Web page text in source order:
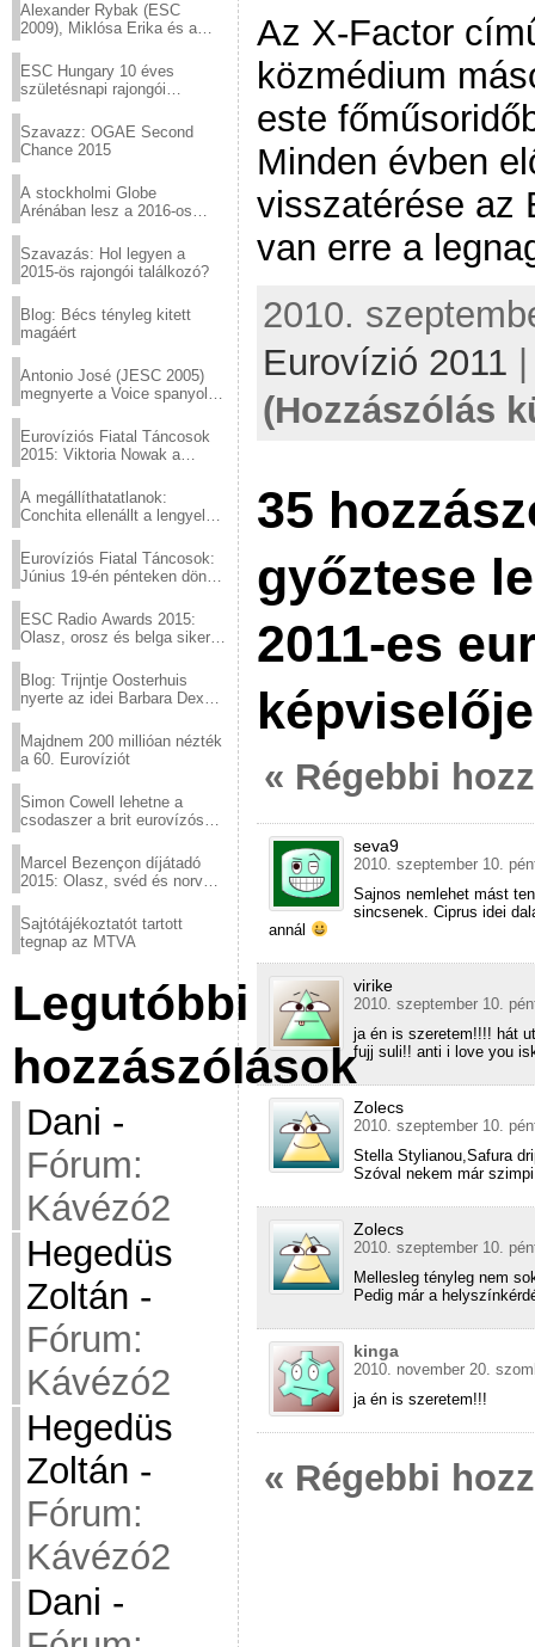
Alexander Rybak (ESC
2009), Miklósa Erika és a
sztárjai a Margitszigeten
ESC Hungary 10 éves
születésnapi rajongói
Szavazz: OGAE Second
Chance 2015
A stockholmi Globe
Arénában lesz a 2016-os
Szavazás: Hol legyen a
2015-ös rajongói találkozó?
Blog: Bécs tényleg kitett
magáért
Antonio José (JESC 2005)
megnyerte a Voice spanyol
Eurovíziós Fiatal Táncosok
2015: Viktoria Nowak a
A megállíthatatlanok:
Conchita ellenállt a lengyel
Eurovíziós Fiatal Táncosok:
Június 19-én pénteken döntő
ESC Radio Awards 2015:
Olasz, orosz és belga siker,
Blog: Trijntje Oosterhuis
nyerte az idei Barbara Dex
Majdnem 200 millióan nézték
a 60. Eurovíziót
Simon Cowell lehetne a
csodaszer a brit eurovízós
Marcel Bezençon díjátadó
2015: Olasz, svéd és norvég
Sajtótájékoztatót tartott
tegnap az MTVA
Legutóbbi
hozzászólások
Dani -
Fórum:
Kávézó2
Hegedüs
Zoltán -
Fórum:
Kávézó2
Hegedüs
Zoltán -
Fórum:
Kávézó2
Dani -
Az X-Factor
közmédium
este
Minden évben
visszatérése az
van erre a
2010.
Eurovízió 2011
(Hozzászólás
35
győztese
2011-es
képviselője
« Régebbi
seva9
2010. szeptember 10.
Sajnos nemlehet mást
sincsenek. Ciprus idei
annál
virike
2010. szeptember 10.
ja én is szeretem!!!! hát
fujj suli!! anti i love you
Zolecs
2010. szeptember 10.
Stella Stylianou,Safura
Szóval nekem már
Zolecs
2010. szeptember 10.
Mellesleg tényleg nem
Pedig már a
kinga
2010. november 20.
ja én is szeretem!!!
« Régebbi